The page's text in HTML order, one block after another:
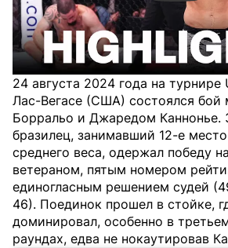
24 августа 2024 года на турнире
Лас-Вегасе (США) состоялся бой
Борральо и Джаредом Каннонье.
бразилец, занимавший 12-е
среднего веса, одержал победу
ветераном, пятым номером
единогласным решением судей
46). Поединок прошел в стойке,
доминировал, особенно в
раундах, едва не нокаутировав